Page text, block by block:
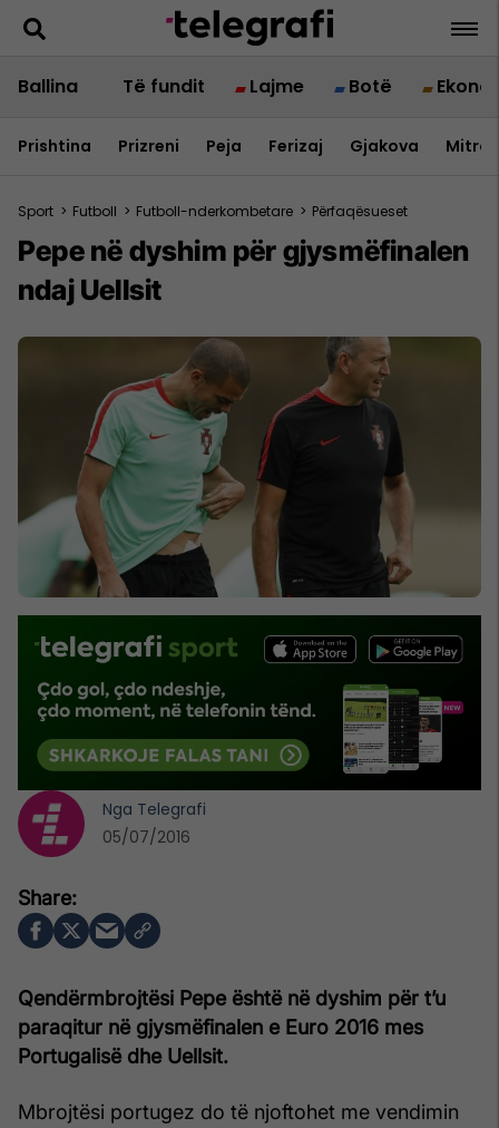
Ballina Të fundit Lajme Botë
Prishtina Prizreni Peja Ferizaj Gjakova
Sport > Futboll > Futboll-nderkombetare > Përfaqësueset
Pepe në dyshim për gjysmëfinalen
ndaj Uellsit
Qendërmbrojtësi Pepe është në dyshim për t’u
paraqitur në gjysmëfinalen e Euro 2016 mes
Portugalisë dhe Uellsit.
Mbrojtësi portugez do të njoftohet me vendimin
Nga Telegrafi
05/07/2016